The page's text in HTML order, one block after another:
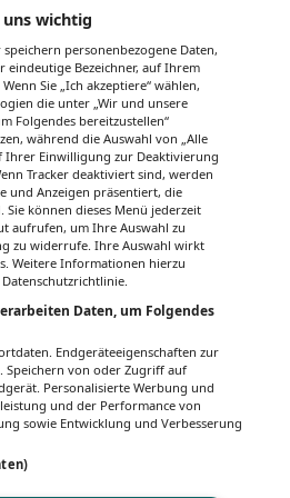
Nächste Veranstaltung
BAFG NUTZUNGSBEDINGUNGEN
reserved – Patientenwissen:
wichtig
speichern personenbezogene Daten,
eindeutige Bezeichner, auf Ihrem
Sie „Ich akzeptiere“ wählen,
die unter „Wir und unsere
Folgendes bereitzustellen“
während die Auswahl von „Alle
Ihrer Einwilligung zur Deaktivierung
Tracker deaktiviert sind, werden
und Anzeigen präsentiert, die
können dieses Menü jederzeit
aufrufen, um Ihre Auswahl zu
zu widerrufe. Ihre Auswahl wirkt
Weitere Informationen hierzu
Daten, um Folgendes
Endgeräteeigenschaften zur
von oder Zugriff auf
Personalisierte Werbung und
und der Performance von
sowie Entwicklung und Verbesserung
abonnieren